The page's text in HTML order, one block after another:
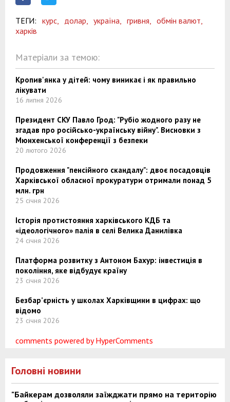
ТЕГИ: курс, долар, україна, гривня, обмін валют,
харків
Матеріали за темою:
Кропив'янка у дітей: чому виникає і як правильно
лікувати
16 липня 2026
Президент СКУ Павло Грод: "Рубіо жодного разу не
згадав про російсько-українську війну". Висновки з
Мюнхенської конференції з безпеки
20 лютого 2026
Продовження "пенсійного скандалу": двоє посадовців
Харківської обласної прокуратури отримали понад 5
млн. грн
25 січня 2026
Історія протистояння харківського КДБ та
«ідеологічного» палія в селі Велика Данилівка
24 січня 2026
Платформа розвитку з Антоном Бахур: інвестиція в
покоління, яке відбудує країну
23 січня 2026
Безбар’єрність у школах Харківщини в цифрах: що
відомо
23 січня 2026
comments powered by HyperComments
Головні новини
"Байкерам дозволяли заїжджати прямо на територію